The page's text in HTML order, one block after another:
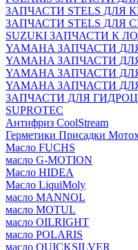
ЗАПЧАСТИ STELS ДЛЯ
ЗАПЧАСТИ STELS ДЛЯ
SUZUKI ЗАПЧАСТИ К
YAMAHA ЗАПЧАСТИ
YAMAHA ЗАПЧАСТИ
YAMAHA ЗАПЧАСТИ
YAMAHA ЗАПЧАСТИ
ЗАПЧАСТИ ДЛЯ
SUPROTEC
Антифриз CoolStream
Герметики Присадки
Масло FUCHS
масло G-MOTION
Масло HIDEA
Масло LiquiMoly
масло MANNOL
масло MOTUL
масло OILRIGHT
масло POLARIS
масло QUICKSILVER